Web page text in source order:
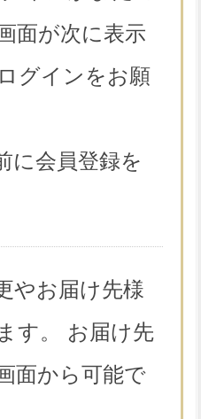
面が次に表示
グインをお願
に会員登録を
やお届け先様
す。 お届け先
面から可能で